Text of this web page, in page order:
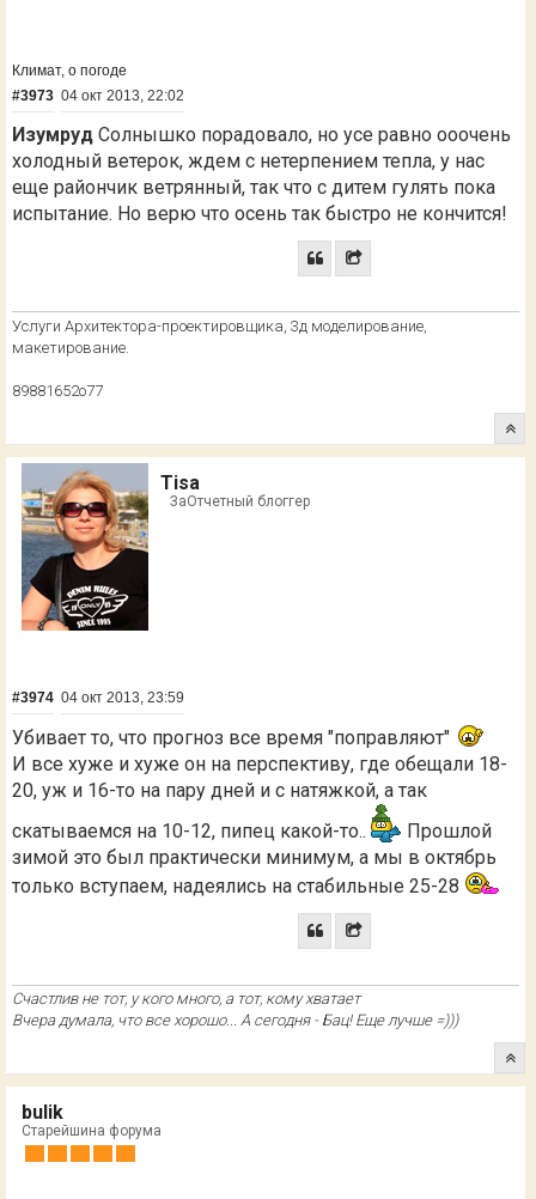
Климат, о погоде
#3973 04 окт 2013, 22:02
Изумруд Солнышко порадовало, но усе равно ооочень
холодный ветерок, ждем с нетерпением тепла, у нас
еще райончик ветрянный, так что с дитем гулять пока
испытание. Но верю что осень так быстро не кончится!
Услуги Архитектора-проектировщика, 3д моделирование,
макетирование.
89881652о77
Tisa
ЗаОтчетный блоггер
#3974 04 окт 2013, 23:59
Убивает то, что прогноз все время "поправляют"
И все хуже и хуже он на перспективу, где обещали 18-
20, уж и 16-то на пару дней и с натяжкой, а так
скатываемся на 10-12, пипец какой-то..
Прошлой
зимой это был практически минимум, а мы в октябрь
только вступаем, надеялись на стабильные 25-28
Счастлив не тот, у кого много, а тот, кому хватает
Вчера думала, что все хорошо... А сегодня - Бац! Еще лучше =)))
bulik
Старейшина форума